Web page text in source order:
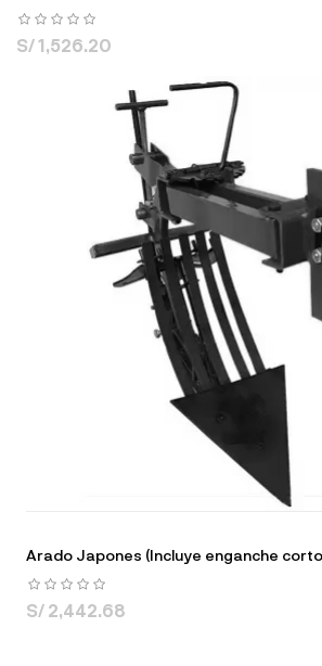
S/ 1,526.20
Arado Japones (Incluye enganche
S/ 2,442.68